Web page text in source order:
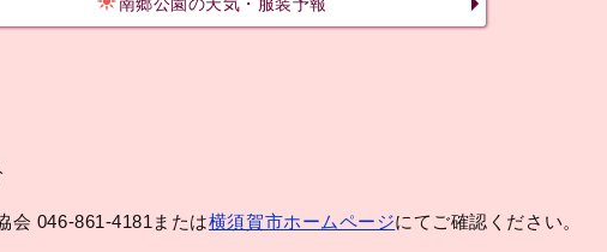
会 046-861-4181または横須賀市ホームページにてご確認ください。